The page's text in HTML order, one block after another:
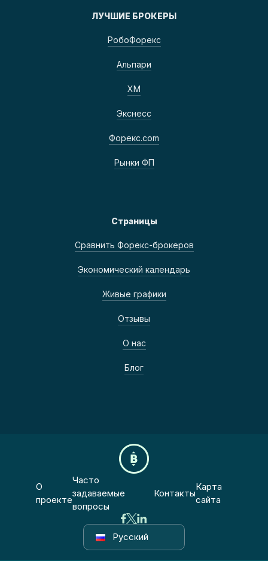
ЛУЧШИЕ БРОКЕРЫ
РобоФорекс
Альпари
ХМ
Экснесс
Форекс.com
Рынки ФП
Страницы
Сравнить Форекс-брокеров
Экономический календарь
Живые графики
Отзывы
О нас
Блог
О
проекте
Часто
задаваемые
вопросы
Контакты
Карта
сайта
Русский